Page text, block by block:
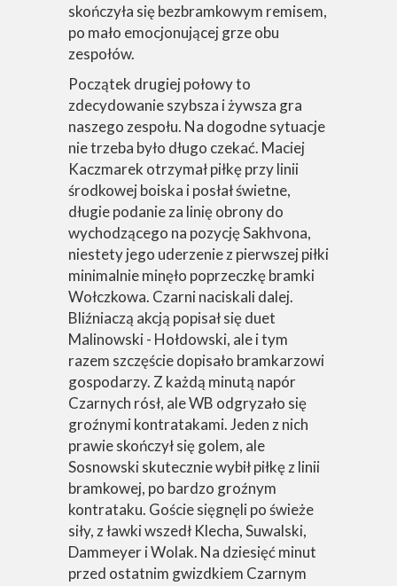
skończyła się bezbramkowym remisem,
po mało emocjonującej grze obu
zespołów.
Początek drugiej połowy to
zdecydowanie szybsza i żywsza gra
naszego zespołu. Na dogodne sytuacje
nie trzeba było długo czekać. Maciej
Kaczmarek otrzymał piłkę przy linii
środkowej boiska i posłał świetne,
długie podanie za linię obrony do
wychodzącego na pozycję Sakhvona,
niestety jego uderzenie z pierwszej piłki
minimalnie minęło poprzeczkę bramki
Wołczkowa. Czarni naciskali dalej.
Bliźniaczą akcją popisał się duet
Malinowski - Hołdowski, ale i tym
razem szczęście dopisało bramkarzowi
gospodarzy. Z każdą minutą napór
Czarnych rósł, ale WB odgryzało się
groźnymi kontratakami. Jeden z nich
prawie skończył się golem, ale
Sosnowski skutecznie wybił piłkę z linii
bramkowej, po bardzo groźnym
kontrataku. Goście sięgnęli po świeże
siły, z ławki wszedł Klecha, Suwalski,
Dammeyer i Wolak. Na dziesięć minut
przed ostatnim gwizdkiem Czarnym